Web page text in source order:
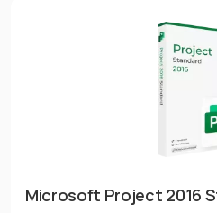
Microsoft Project 2016